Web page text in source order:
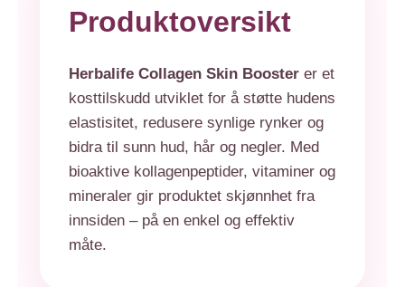
Produktoversikt
Herbalife Collagen Skin Booster er et
kosttilskudd utviklet for å støtte hudens
elastisitet, redusere synlige rynker og
bidra til sunn hud, hår og negler. Med
bioaktive kollagenpeptider, vitaminer og
mineraler gir produktet skjønnhet fra
innsiden – på en enkel og effektiv
måte.